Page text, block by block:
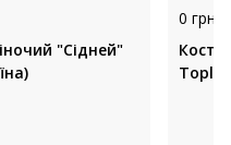
"Сідней"
0 грн.